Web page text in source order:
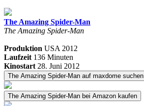
The Amazing Spider-Man
The Amazing Spider-Man
Produktion USA 2012
Laufzeit 136 Minuten
Kinostart 28. Juni 2012
The Amazing Spider-Man auf maxdome suchen
The Amazing Spider-Man bei Amazon kaufen